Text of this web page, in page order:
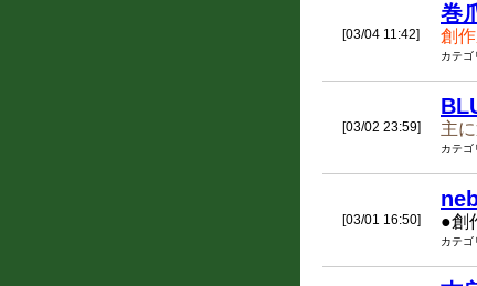
[03/04 11:42]
巻
創
カテゴ
[03/02 23:59] 主
カテゴ
[03/01 16:50] ●創
カテゴ